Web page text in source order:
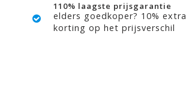
110% laagste prijsgarantie
elders goedkoper? 10% extra
korting op het prijsverschil